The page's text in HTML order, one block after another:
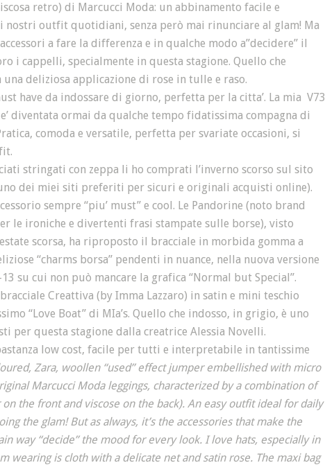
retro) di Marcucci Moda: un abbinamento facile e
outfit quotidiani, senza però mai rinunciare al glam! Ma
a fare la differenza e in qualche modo a”decidere” il
i cappelli, specialmente in questa stagione. Quello che
una deliziosa applicazione di rose in tulle e raso.
have da indossare di giorno, perfetta per la citta’. La mia V73
diventata ormai da qualche tempo fidatissima compagna di
comoda e versatile, perfetta per svariate occasioni, si
stringati con zeppa li ho comprati l’inverno scorso sul sito
dei miei siti preferiti per sicuri e originali acquisti online).
sempre “piu’ must” e cool. Le Pandorine (noto brand
le ironiche e divertenti frasi stampate sulle borse), visto
scorsa, ha riproposto il bracciale in morbida gomma a
“charms borsa” pendenti in nuance, nella nuova versione
su cui non può mancare la grafica “Normal but Special”.
Creattiva (by Imma Lazzaro) in satin e mini teschio
“Love Boat” di MIa’s. Quello che indosso, in grigio, è uno
per questa stagione dalla creatrice Alessia Novelli.
low cost, facile per tutti e interpretabile in tantissime
Zara, woollen “used” effect jumper embellished with micro
Marcucci Moda leggings, characterized by a combination of
the front and viscose on the back). An easy outfit ideal for daily
the glam! But as always, it’s the accessories that make the
way “decide” the mood for every look. I love hats, especially in
wearing is cloth with a delicate net and satin rose. The maxi bag